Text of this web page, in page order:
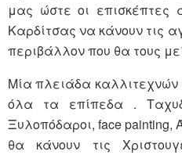
μας ώστε οι επισκέπτες
Καρδίτσας να κάνουν τις
περιβάλλον που θα τους
Μία πλειάδα
όλα τα επίπεδα .
Ξυλοπόδαροι, face painting,
θα κάνουν τις